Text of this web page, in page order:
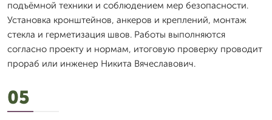
подъёмной техники и соблюдением мер безопасности.
Установка кронштейнов, анкеров и креплений, монтаж
стекла и герметизация швов. Работы выполняются
согласно проекту и нормам, итоговую проверку проводит
прораб или инженер Никита Вячеславович.
05